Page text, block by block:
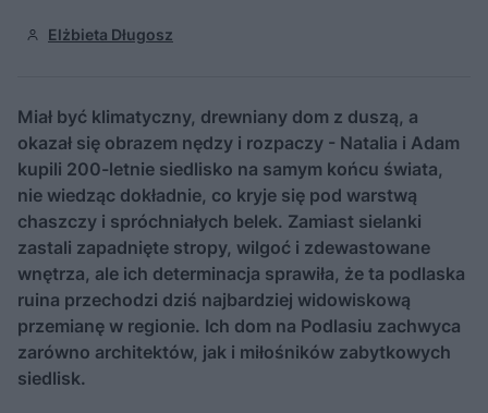
Elżbieta Długosz
Miał być klimatyczny, drewniany dom z duszą, a
okazał się obrazem nędzy i rozpaczy - Natalia i Adam
kupili 200-letnie siedlisko na samym końcu świata,
nie wiedząc dokładnie, co kryje się pod warstwą
chaszczy i spróchniałych belek. Zamiast sielanki
zastali zapadnięte stropy, wilgoć i zdewastowane
wnętrza, ale ich determinacja sprawiła, że ta podlaska
ruina przechodzi dziś najbardziej widowiskową
przemianę w regionie. Ich dom na Podlasiu zachwyca
zarówno architektów, jak i miłośników zabytkowych
siedlisk.